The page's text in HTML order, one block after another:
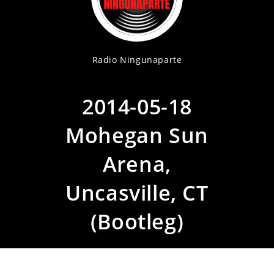
Radio Ningunaparte
2014-05-18
Mohegan Sun
Arena,
Uncasville, CT
(Bootleg)